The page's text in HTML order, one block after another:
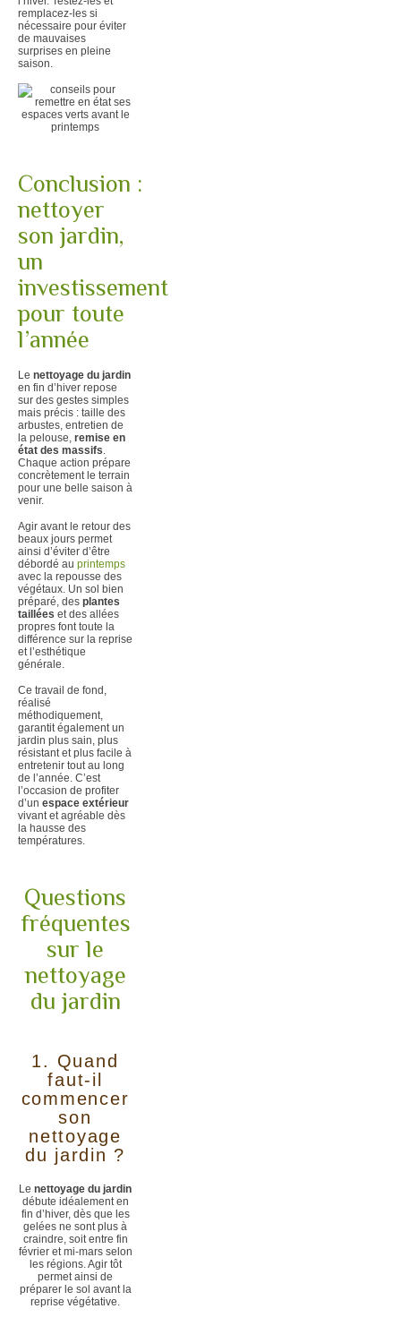
remplacez-les si
nécessaire pour éviter
de mauvaises
surprises en pleine
saison.
Conclusion :
nettoyer
son jardin,
un
investissement
pour toute
l’année
Le nettoyage du jardin
en fin d’hiver repose
sur des gestes simples
mais précis : taille des
arbustes, entretien de
la pelouse, remise en
état des massifs
Chaque action prépare
concrètement le terrain
pour une belle saison à
venir.
Agir avant le retour des
beaux jours permet
ainsi d’éviter d’être
débordé au printemps
avec la repousse des
végétaux. Un sol bien
préparé, des plantes
taillées et des allées
propres font toute la
différence sur la reprise
et l’esthétique
générale.
Ce travail de fond,
réalisé
méthodiquement,
garantit également un
jardin plus sain, plus
résistant et plus facile à
entretenir tout au long
de l’année. C’est
l’occasion de profiter
d’un espace extérieur
vivant et agréable dès
la hausse des
températures.
Questions
fréquentes
sur le
nettoyage
du jardin
1. Quand
faut-il
commencer
son
nettoyage
du jardin ?
Le nettoyage du jardin
débute idéalement en
fin d’hiver, dès que les
gelées ne sont plus à
craindre, soit entre fin
février et mi-mars selon
les régions. Agir tôt
permet ainsi de
préparer le sol avant la
reprise végétative.